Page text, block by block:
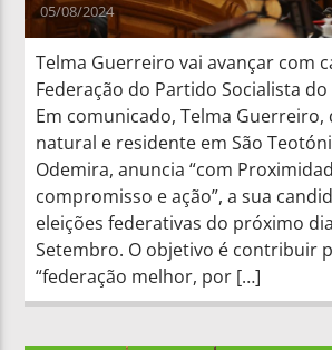
05/08/2024
Telma Guerreiro vai avançar com
Federação do Partido Socialista
Em comunicado, Telma Guerreiro,
natural e residente em São
Odemira, anuncia “com
compromisso e ação”, a sua
eleições federativas do próximo
Setembro. O objetivo é contribuir
“federação melhor, por […]